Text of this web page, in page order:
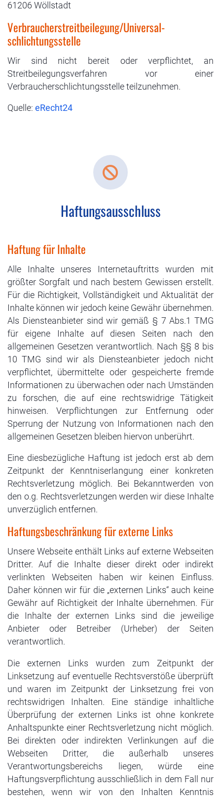
61206 Wöllstadt
Verbraucher­streit­beilegung/Universal­
schlichtungs­stelle
Wir sind nicht bereit oder verpflichtet, an
Streitbeilegungsverfahren vor einer
Verbraucherschlichtungsstelle teilzunehmen.
Quelle: eRecht24
Haftungsausschluss
Haftung für Inhalte
Alle Inhalte unseres Internetauftritts wurden mit
größter Sorgfalt und nach bestem Gewissen erstellt.
Für die Richtigkeit, Vollständigkeit und Aktualität der
Inhalte können wir jedoch keine Gewähr übernehmen.
Als Diensteanbieter sind wir gemäß § 7 Abs.1 TMG
für eigene Inhalte auf diesen Seiten nach den
allgemeinen Gesetzen verantwortlich. Nach §§ 8 bis
10 TMG sind wir als Diensteanbieter jedoch nicht
verpflichtet, übermittelte oder gespeicherte fremde
Informationen zu überwachen oder nach Umständen
zu forschen, die auf eine rechtswidrige Tätigkeit
hinweisen. Verpflichtungen zur Entfernung oder
Sperrung der Nutzung von Informationen nach den
allgemeinen Gesetzen bleiben hiervon unberührt.
Eine diesbezügliche Haftung ist jedoch erst ab dem
Zeitpunkt der Kenntniserlangung einer konkreten
Rechtsverletzung möglich. Bei Bekanntwerden von
den o.g. Rechtsverletzungen werden wir diese Inhalte
unverzüglich entfernen.
Haftungsbeschränkung für externe Links
Unsere Webseite enthält Links auf externe Webseiten
Dritter. Auf die Inhalte dieser direkt oder indirekt
verlinkten Webseiten haben wir keinen Einfluss.
Daher können wir für die „externen Links“ auch keine
Gewähr auf Richtigkeit der Inhalte übernehmen. Für
die Inhalte der externen Links sind die jeweilige
Anbieter oder Betreiber (Urheber) der Seiten
verantwortlich.
Die externen Links wurden zum Zeitpunkt der
Linksetzung auf eventuelle Rechtsverstöße überprüft
und waren im Zeitpunkt der Linksetzung frei von
rechtswidrigen Inhalten. Eine ständige inhaltliche
Überprüfung der externen Links ist ohne konkrete
Anhaltspunkte einer Rechtsverletzung nicht möglich.
Bei direkten oder indirekten Verlinkungen auf die
Webseiten Dritter, die außerhalb unseres
Verantwortungsbereichs liegen, würde eine
Haftungsverpflichtung ausschließlich in dem Fall nur
bestehen, wenn wir von den Inhalten Kenntnis